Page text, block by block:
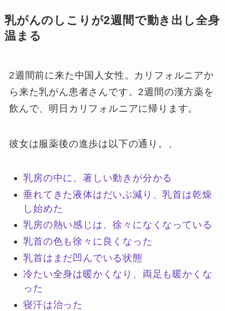
乳がんのしこりが2週間で動き出し全身
温まる
2週間前に来た中国人女性。カリフォルニアか
ら来た乳がん患者さんです。2週間の漢方薬を
飲んで、明日カリフォルニアに帰ります。
彼女は服薬後の進歩は以下の通り。、
乳房の中に、著しい動きが分かる
垂れてきた液体はだいぶ減り、乳首は乾燥
し始めた
乳房の熱い感じは、徐々になくなっている
乳首の色も徐々に良くなった
乳首はまだ凹んでいる状態
冷たい全身は暖かくなり、両足も暖かくな
った
寝汗は治った